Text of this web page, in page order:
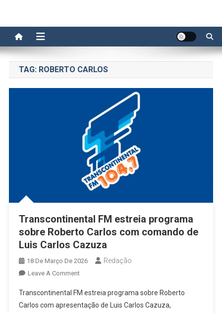
TAG: ROBERTO CARLOS
Transcontinental FM estreia programa
sobre Roberto Carlos com comando de
Luis Carlos Cazuza
18 De Março De 2026 Redação
Leave A CommentOn
FM
Estreia
Transcontinental FM estreia programa sobre Roberto
Carlos com apresentação de Luis Carlos Cazuza,